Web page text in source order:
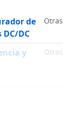
de
DC
Otras
y
Otras